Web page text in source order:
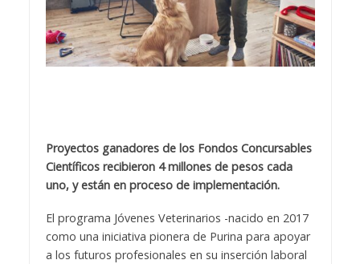
Proyectos ganadores de los Fondos Concursables
Científicos recibieron 4 millones de pesos cada
uno, y están en proceso de implementación.
El programa Jóvenes Veterinarios -nacido en 2017
como una iniciativa pionera de Purina para apoyar
a los futuros profesionales en su inserción laboral